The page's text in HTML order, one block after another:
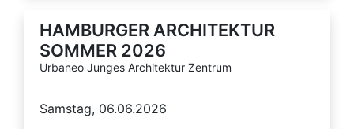
HAMBURGER ARCHITEKTUR
SOMMER 2026
Urbaneo Junges Architektur Zentrum
Samstag, 06.06.2026